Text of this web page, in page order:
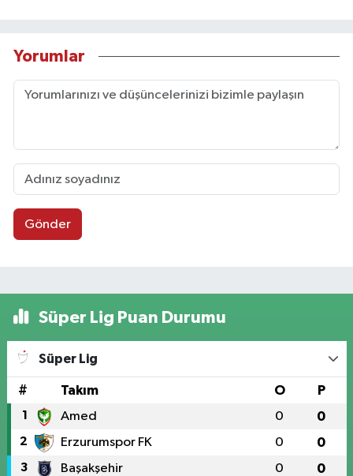
Yorumlar
Gönder
Süper Lig Puan Durumu
Süper Lig
# Takım O P
1 Amed 0 0
2 Erzurumspor FK 0 0
3 Başakşehir 0 0